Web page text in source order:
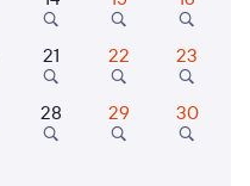
21 22 23
28 29 30